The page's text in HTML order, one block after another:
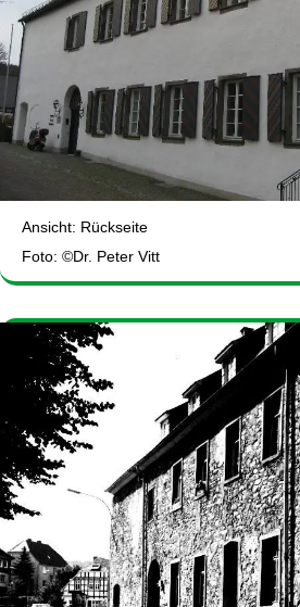
Ansicht: Rückseite
Foto: ©Dr. Peter Vitt